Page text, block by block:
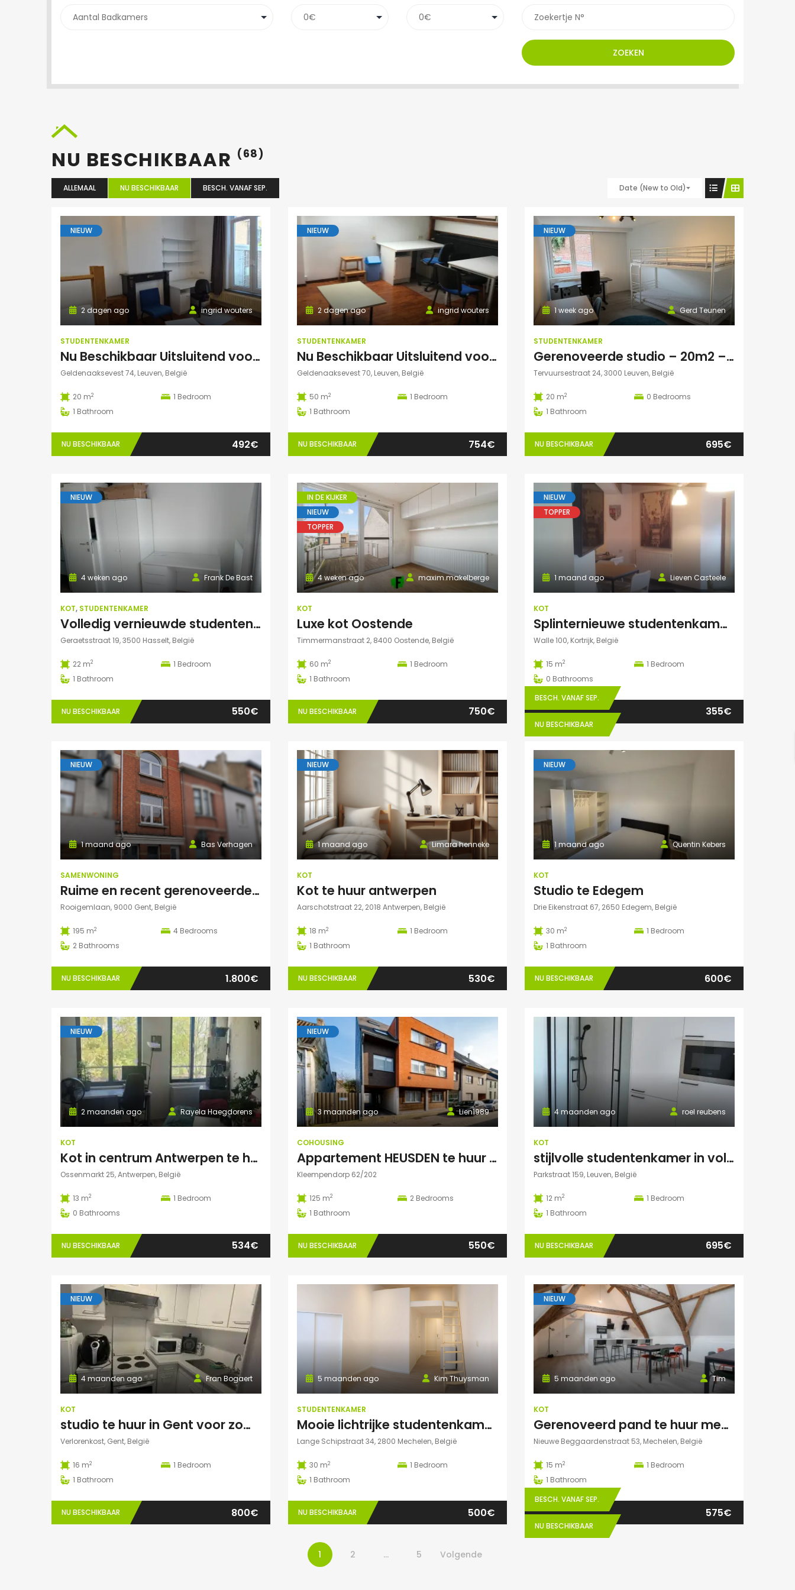
ZOEKEN
NU BESCHIKBAAR (68)
ALLEMAAL NU BESCHIKBAAR BESCH. VANAF SEP. Date (New to Old)
NIEUW
ingrid wouters
2 dagen ago
STUDENTENKAMER
Nu Beschikbaar Uitsluitend voor Augustus 2026 in Leuven
Geldenaaksevest 74, Leuven, België
20 m2 1 Bedroom
1 Bathroom
NU BESCHIKBAAR 492€
NIEUW
ingrid wouters
2 dagen ago
STUDENTENKAMER
Nu Beschikbaar Uitsluitend voor Augustus 2026 in Leuven Studio
Geldenaaksevest 70, Leuven, België
50 m2 1 Bedroom
1 Bathroom
NU BESCHIKBAAR 754€
NIEUW
Gerd Teunen
1 week ago
STUDENTENKAMER
Gerenoveerde studio – 20m2 – vlakbij campus Gasthuisberg
Tervuursestraat 24, 3000 Leuven, België
20 m2 0 Bedrooms
1 Bathroom
NU BESCHIKBAAR 695€
NIEUW
Frank De Bast
4 weken ago
KOT, STUDENTENKAMER
Volledig vernieuwde studenten studio te huur
Geraetsstraat 19, 3500 Hasselt, België
22 m2 1 Bedroom
1 Bathroom
NU BESCHIKBAAR 550€
IN DE KIJKER
NIEUW
TOPPER
maxim.makelberge
4 weken ago
KOT
Luxe kot Oostende
Timmermanstraat 2, 8400 Oostende, België
60 m2 1 Bedroom
1 Bathroom
NU BESCHIKBAAR 750€
NIEUW
TOPPER
Lieven Casteele
1 maand ago
KOT
Splinternieuwe studentenkamer te huur in authentiek herenhuis
Walle 100, Kortrijk, België
15 m2 1 Bedroom
0 Bathrooms
BESCH. VANAF SEP.
NU BESCHIKBAAR
355€
NIEUW
Bas Verhagen
1 maand ago
SAMENWONING
Ruime en recent gerenoveerde studentenwoning op toplocatie in Gent
Rooigemlaan, 9000 Gent, België
195 m2 4 Bedrooms
2 Bathrooms
NU BESCHIKBAAR 1.800€
NIEUW
Limara henneke
1 maand ago
KOT
Kot te huur antwerpen
Aarschotstraat 22, 2018 Antwerpen, België
18 m2 1 Bedroom
1 Bathroom
NU BESCHIKBAAR 530€
NIEUW
Quentin Kebers
1 maand ago
KOT
Studio te Edegem
Drie Eikenstraat 67, 2650 Edegem, België
30 m2 1 Bedroom
1 Bathroom
NU BESCHIKBAAR 600€
NIEUW
Rayela Haegdorens
2 maanden ago
KOT
Kot in centrum Antwerpen te huur voor zomermaanden: JUNI/JULI/AUGUSTUS
Ossenmarkt 25, Antwerpen, België
13 m2 1 Bedroom
0 Bathrooms
NU BESCHIKBAAR 534€
NIEUW
Lien1989
3 maanden ago
COHOUSING
Appartement HEUSDEN te huur voor COHOUSING
Kleempendorp 62/202
125 m2 2 Bedrooms
1 Bathroom
NU BESCHIKBAAR 550€
roel reubens
4 maanden ago
KOT
stijlvolle studentenkamer in volledig gerenoveerd studentenhuis
Parkstraat 159, Leuven, België
12 m2 1 Bedroom
1 Bathroom
NU BESCHIKBAAR 695€
NIEUW
Fran Bogaert
4 maanden ago
KOT
studio te huur in Gent voor zomermaanden
Verlorenkost, Gent, België
16 m2 1 Bedroom
1 Bathroom
NU BESCHIKBAAR 800€
Kim Thuysman
5 maanden ago
STUDENTENKAMER
Mooie lichtrijke studentenkamer in hartje Mechelen! (te huur t.e.m. 31 augustus)
Lange Schipstraat 34, 2800 Mechelen, België
30 m2 1 Bedroom
1 Bathroom
NU BESCHIKBAAR 500€
NIEUW
Tim
5 maanden ago
KOT
Gerenoveerd pand te huur mechelen Nieuwe Beggaardenstr
Nieuwe Beggaardenstraat 53, Mechelen, België
15 m2 1 Bedroom
1 Bathroom
BESCH. VANAF SEP.
NU BESCHIKBAAR
575€
1 2 … 5 Volgende